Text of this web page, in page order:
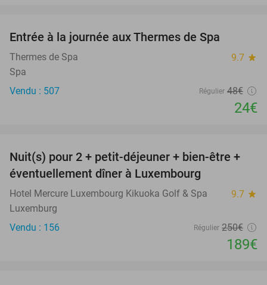
Entrée à la journée aux Thermes de Spa
Thermes de Spa 9.7 star
Spa
Vendu : 507
Régulier 48€
24€
24%
Nuit(s) pour 2 + petit-déjeuner + bien-être +
éventuellement dîner à Luxembourg
Hotel Mercure Luxembourg Kikuoka Golf & Spa 9.7 star
Luxemburg
Vendu : 156
Régulier 250€
189€